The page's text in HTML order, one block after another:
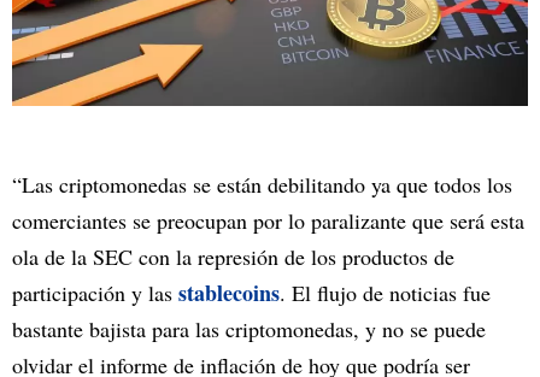
“Las criptomonedas se están debilitando ya que todos los
comerciantes se preocupan por lo paralizante que será esta
ola de la SEC con la represión de los productos de
participación y las stablecoins. El flujo de noticias fue
bastante bajista para las criptomonedas, y no se puede
olvidar el informe de inflación de hoy que podría ser